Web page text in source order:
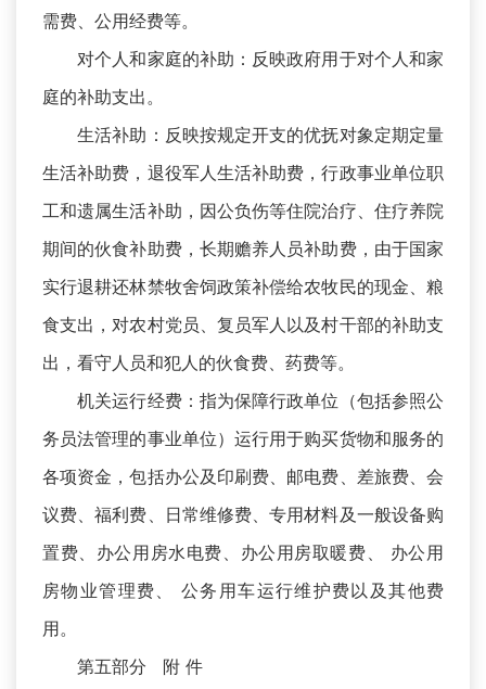
需费、公用经费等。
对个人和家庭的补助：反映政府用于对个人和家
庭的补助支出。
生活补助：反映按规定开支的优抚对象定期定量
生活补助费，退役军人生活补助费，行政事业单位职
工和遗属生活补助，因公负伤等住院治疗、住疗养院
期间的伙食补助费，长期赡养人员补助费，由于国家
实行退耕还林禁牧舍饲政策补偿给农牧民的现金、粮
食支出，对农村党员、复员军人以及村干部的补助支
出，看守人员和犯人的伙食费、药费等。
机关运行经费：指为保障行政单位（包括参照公
务员法管理的事业单位）运行用于购买货物和服务的
各项资金，包括办公及印刷费、邮电费、差旅费、会
议费、福利费、日常维修费、专用材料及一般设备购
置费、办公用房水电费、办公用房取暖费、 办公用
房物业管理费、 公务用车运行维护费以及其他费
用。
第五部分 附 件